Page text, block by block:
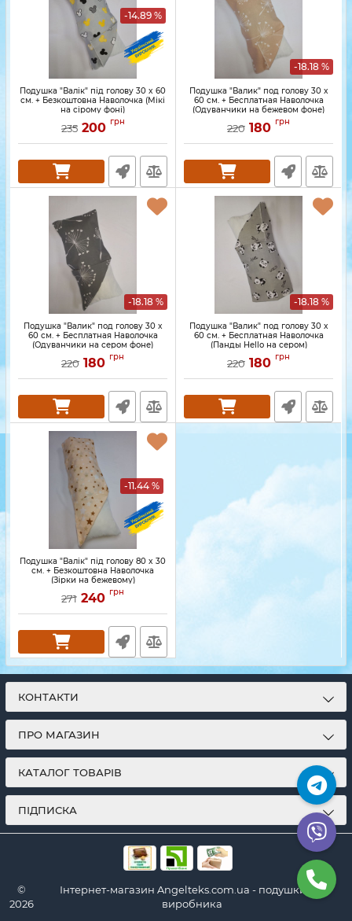
-14.89 %
Подушка "Валік" під голову 30 x 60
см. + Безкоштовна Наволочка (Мікі
на сірому фоні)
235 200 грн
-18.18 %
Подушка "Валик" под голову 30 x
60 см. + Бесплатная Наволочка
(Одуванчики на бежевом фоне)
220 180 грн
-18.18 %
Подушка "Валик" под голову 30 x
60 см. + Бесплатная Наволочка
(Одуванчики на сером фоне)
220 180 грн
-18.18 %
Подушка "Валик" под голову 30 x
60 см. + Бесплатная Наволочка
(Панды Hello на сером)
220 180 грн
-11.44 %
Подушка "Валік" під голову 80 x 30
см. + Безкоштовна Наволочка
(Зірки на бежевому)
271 240 грн
КОНТАКТИ
ПРО МАГАЗИН
КАТАЛОГ ТОВАРІВ
ПІДПИСКА
©
2026
Інтернет-магазин Angelteks.com.ua - подушки від
виробника